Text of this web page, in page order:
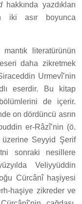
hakkında yazdıkları
iki asır boyunca
mantık literatürünün
daha zikretmek
Urmevî’nin
eserdir. Bu kitap
de içerir.
on dördüncü asrın
er-Râzî’nin (ö.
Seyyid Şerif
sonraki nesillere
Veliyyüddin
Cürcânî haşiyesi
haşiye zikreder ve